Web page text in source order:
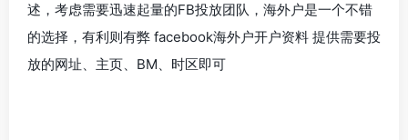
述，考虑需要迅速起量的FB投放团队，海外户是一个不错
的选择，有利则有弊 facebook海外户开户资料 提供需要投
放的网址、主页、BM、时区即可